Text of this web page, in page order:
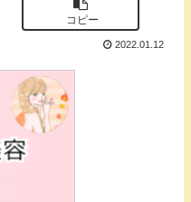
コピー
2022.01.12